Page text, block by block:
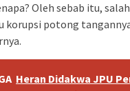
Oleh sebab itu,
korupsi potong
Heran Didakwa JPU